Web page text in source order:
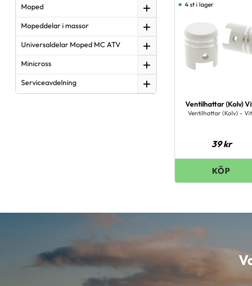
Ventilhattar (Kolv)
Ventilhattar (Kolv) -
39kr
4 st i lager
Moped
Mopeddelar i massor
Universaldelar Moped MC ATV
Minicross
Serviceavdelning